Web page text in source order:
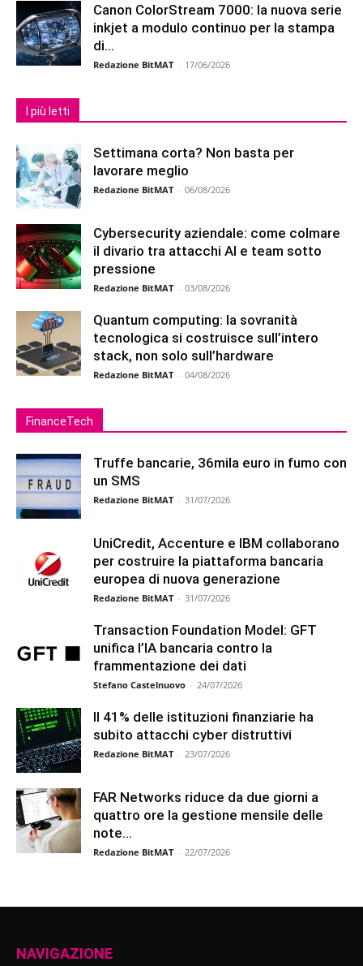
Canon ColorStream 7000: la nuova serie
inkjet a modulo continuo per la stampa
di...
Redazione BitMAT - 17/06/2026
I più letti
Settimana corta? Non basta per
lavorare meglio
Redazione BitMAT - 06/08/2026
Cybersecurity aziendale: come colmare
il divario tra attacchi AI e team sotto
pressione
Redazione BitMAT - 03/08/2026
Quantum computing: la sovranità
tecnologica si costruisce sull’intero
stack, non solo sull’hardware
Redazione BitMAT - 04/08/2026
FinanceTech
Truffe bancarie, 36mila euro in fumo con
un SMS
Redazione BitMAT - 31/07/2026
UniCredit, Accenture e IBM collaborano
per costruire la piattaforma bancaria
europea di nuova generazione
Redazione BitMAT - 31/07/2026
Transaction Foundation Model: GFT
unifica l’IA bancaria contro la
frammentazione dei dati
Stefano Castelnuovo - 24/07/2026
Il 41% delle istituzioni finanziarie ha
subito attacchi cyber distruttivi
Redazione BitMAT - 23/07/2026
FAR Networks riduce da due giorni a
quattro ore la gestione mensile delle
note...
Redazione BitMAT - 22/07/2026
NAVIGAZIONE